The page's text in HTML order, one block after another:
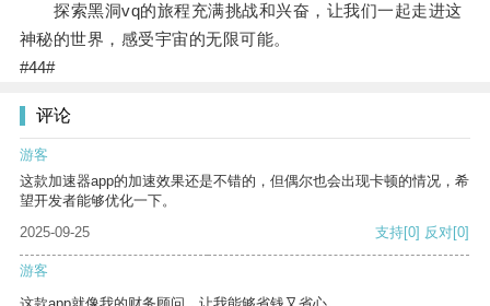
探索黑洞vq的旅程充满挑战和兴奋，让我们一起走进这
神秘的世界，感受宇宙的无限可能。
#44#
评论
游客
这款加速器app的加速效果还是不错的，但偶尔也会出现卡顿的情况，希
望开发者能够优化一下。
2025-09-25
支持[0] 反对[0]
游客